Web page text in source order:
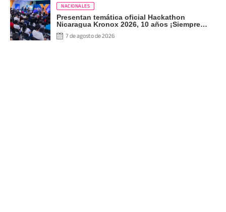
NACIONALES
Presentan temática oficial Hackathon
Nicaragua Kronox 2026, 10 años ¡Siempre
Más Allá!
7 de agosto de 2026